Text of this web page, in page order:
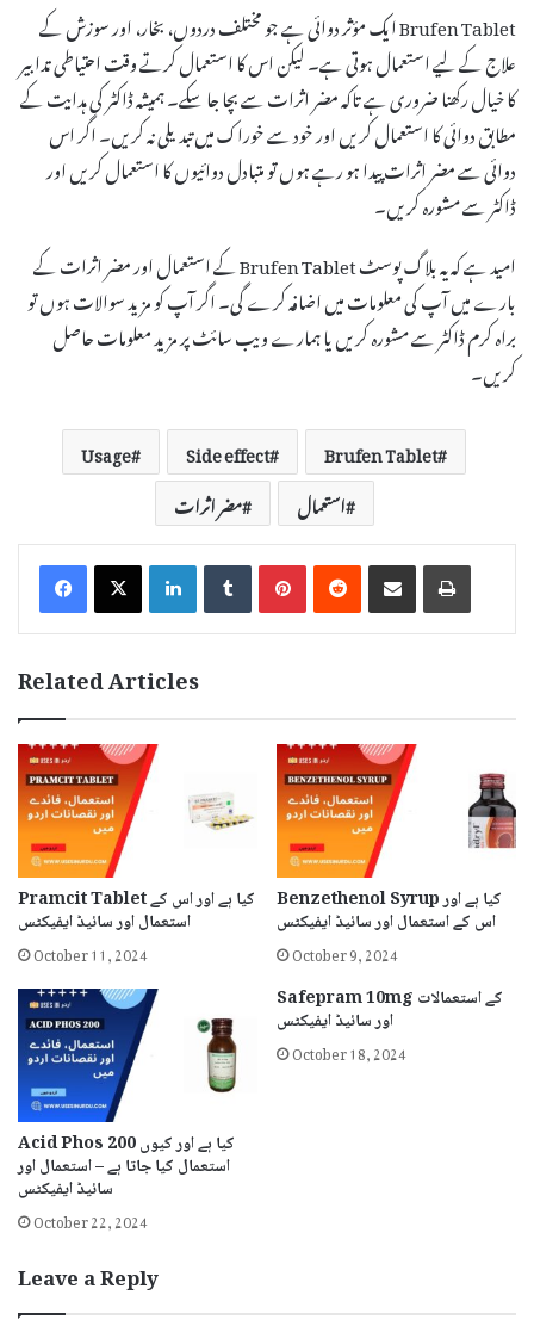
Brufen Tablet ایک مؤثر دوائی ہے جو مختلف دردوں، بخار، اور سوزش کے
علاج کے لیے استعمال ہوتی ہے۔ لیکن اس کا استعمال کرتے وقت احتیاطی تدابیر
کا خیال رکھنا ضروری ہے تاکہ مضر اثرات سے بچا جا سکے۔ ہمیشہ ڈاکٹر کی ہدایت کے
مطابق دوائی کا استعمال کریں اور خود سے خوراک میں تبدیلی نہ کریں۔ اگر اس
دوائی سے مضر اثرات پیدا ہو رہے ہوں تو متبادل دوائیوں کا استعمال کریں اور
ڈاکٹر سے مشورہ کریں۔
امید ہے کہ یہ بلاگ پوسٹ Brufen Tablet کے استعمال اور مضر اثرات کے
بارے میں آپ کی معلومات میں اضافہ کرے گی۔ اگر آپ کو مزید سوالات ہوں تو
براہ کرم ڈاکٹر سے مشورہ کریں یا ہمارے ویب سائٹ پر مزید معلومات حاصل
کریں۔
Brufen Tablet
Side effect
Usage
استعمال
مضر اثرات
LinkedInTumblrPinterestReddit Share via Email Print
Related Articles
Pramcit Tablet کیا ہے اور اس کے
استعمال اور سائیڈ ایفیکٹس
October 11, 2024
Benzethenol Syrup کیا ہے اور
اس کے استعمال اور سائیڈ ایفیکٹس
October 9, 2024
Acid Phos 200 کیا ہے اور کیوں
استعمال کیا جاتا ہے – استعمال اور
سائیڈ ایفیکٹس
October 22, 2024
Safepram 10mg کے استعمالات
اور سائیڈ ایفیکٹس
October 18, 2024
Leave a Reply